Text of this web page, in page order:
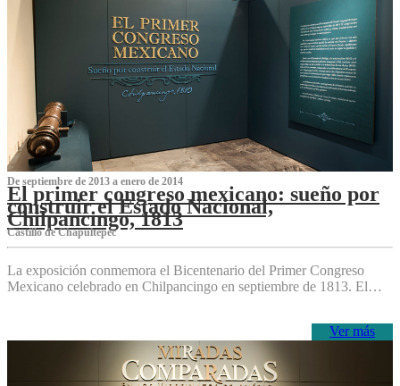
De septiembre de 2013 a enero de 2014
El primer congreso mexicano: sueño por
construir el Estado Nacional,
Chilpancingo, 1813
Castillo de Chapultepec
La exposición conmemora el Bicentenario del Primer Congreso
Mexicano celebrado en Chilpancingo en septiembre de 1813. El…
Ver más